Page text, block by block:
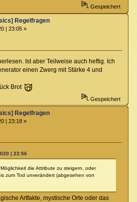
Gespeichert
Regelfragen
| 23:05 »
Ist aber Teilweise auch heftig. Ich
einen Zwerg mit Stärke 4 und
Brot
Gespeichert
Regelfragen
| 23:18 »
| 22:56
die Attribute zu steigern, oder
zum Tod unverändert (abgesehen von
Artfakte, mystische Orte oder das